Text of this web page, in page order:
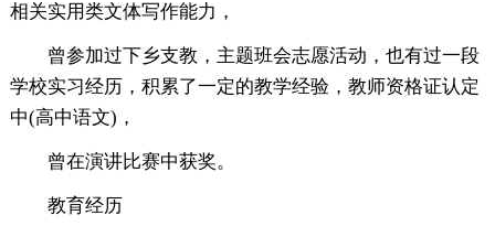
相关实用类文体写作能力，
曾参加过下乡支教，主题班会志愿活动，也有过一段
学校实习经历，积累了一定的教学经验，教师资格证认定
中(高中语文)，
曾在演讲比赛中获奖。
教育经历